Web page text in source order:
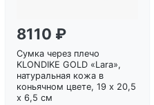
8110 ₽
Сумка через плечо
KLONDIKE GOLD «Lara»,
натуральная кожа в
коньячном цвете, 19 х 20,5
х 6,5 см